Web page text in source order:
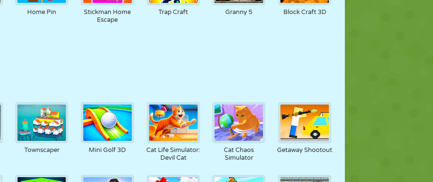
Home Pin
Stickman Home
Escape
Trap Craft Granny 5 Block Craft 3D
Townscaper Mini Golf 3D
Cat Life Simulator:
Devil Cat
Cat Chaos
Simulator
Getaway Shootout